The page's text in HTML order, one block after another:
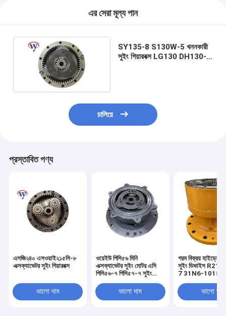
এর সেরা মূল্য পান
SY135-8 S130W-5 খননকারী
সুইং গিয়ারবক্স LG130 DH130-5
চালিয়ে
প্রস্তাবিত পণ্য
এলজি২৪০ এসওয়াই২১৫সি-৮
এক্সক্যাভেটর সুইং গিয়ারবক্স
ভালো দাম
ওয়েইউ পিসি৫৬ মিনি
এক্সক্যাভেটর সুইং মোটর এসি
পিসি৫৬-৭ পিসি৫৭-৭ সুইং
২২এইচ-৬০-১৩২০১ সুইং
গিয়ারবক্স
ভালো দাম
গরম বিক্রয়
সুইং ডিভাইস
7 31N6-10180
Reductionভালো দাম